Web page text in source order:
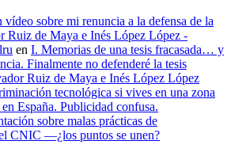
sobre mi renuncia a la defensa de la
Ruiz de Maya e Inés López López -
en I. Memorias de una tesis fracasada… y
Finalmente no defenderé la tesis
Ruiz de Maya e Inés López López
tecnológica si vives en una zona
España. Publicidad confusa.
sobre malas prácticas de
CNIC —¿los puntos se unen?